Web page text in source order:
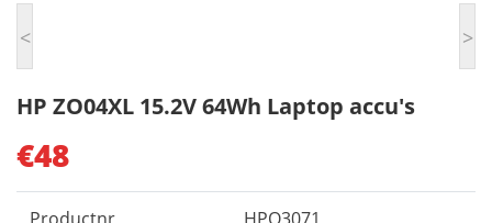
< >
HP ZO04XL 15.2V 64Wh Laptop accu's
€48